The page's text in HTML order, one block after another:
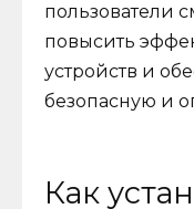
пользователи
повысить
устройств и
безопасную и
Как